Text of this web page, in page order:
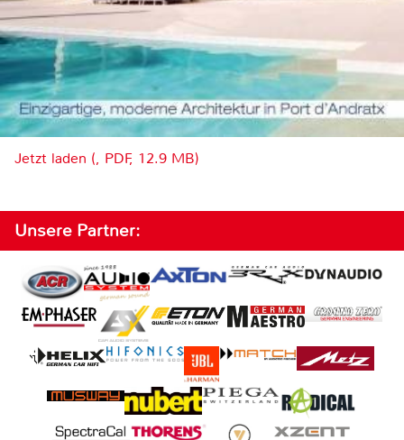
Jetzt laden (, PDF, 12.9 MB)
Unsere Partner: